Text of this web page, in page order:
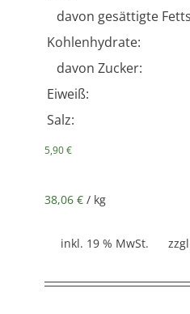
davon gesättigte
Kohlenhydrate:
davon Zucker:
Eiweiß:
Salz:
5,90€
38,06 € / kg
inkl. 19 % MwSt.